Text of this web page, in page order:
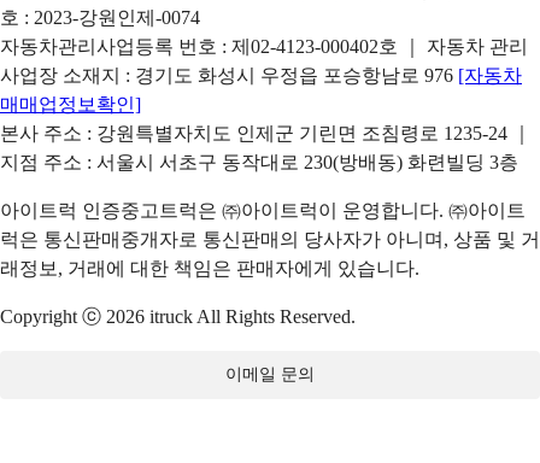
호 : 2023-강원인제-0074
자동차관리사업등록 번호 : 제02-4123-000402호 ｜ 자동차 관리
사업장 소재지 : 경기도 화성시 우정읍 포승항남로 976 [자동차
매매업정보확인]
본사 주소 : 강원특별자치도 인제군 기린면 조침령로 1235-24 ｜
지점 주소 : 서울시 서초구 동작대로 230(방배동) 화련빌딩 3층
아이트럭 인증중고트럭은 ㈜아이트럭이 운영합니다. ㈜아이트
럭은 통신판매중개자로 통신판매의 당사자가 아니며, 상품 및 거
래정보, 거래에 대한 책임은 판매자에게 있습니다.
Copyright ⓒ 2026 itruck All Rights Reserved.
이메일 문의